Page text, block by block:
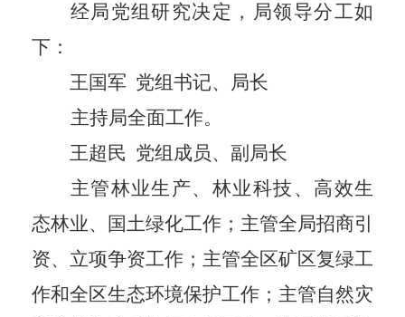
经局党组研究决定，局领导分工如
下：
王国军 党组书记、局长
主持局全面工作。
王超民 党组成员、副局长
主管林业生产、林业科技、高效生
态林业、国土绿化工作；主管全局招商引
资、立项争资工作；主管全区矿区复绿工
作和全区生态环境保护工作；主管自然灾